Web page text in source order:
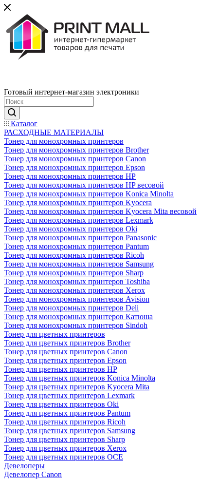
Готовый интернет-магазин электроники
Каталог
РАСХОДНЫЕ МАТЕРИАЛЫ
Тонер для монохромных принтеров
Тонер для монохромных принтеров Brother
Тонер для монохромных принтеров Canon
Тонер для монохромных принтеров Epson
Тонер для монохромных принтеров HP
Тонер для монохромных принтеров HP весовой
Тонер для монохромных принтеров Konica Minolta
Тонер для монохромных принтеров Kyocera
Тонер для монохромных принтеров Kyocera Mita весовой
Тонер для монохромных принтеров Lexmark
Тонер для монохромных принтеров Oki
Тонер для монохромных принтеров Panasonic
Тонер для монохромных принтеров Pantum
Тонер для монохромных принтеров Ricoh
Тонер для монохромных принтеров Samsung
Тонер для монохромных принтеров Sharp
Тонер для монохромных принтеров Toshiba
Тонер для монохромных принтеров Xerox
Тонер для монохромных принтеров Avision
Тонер для монохромных принтеров Deli
Тонер для монохромных принтеров Катюша
Тонер для монохромных принтеров Sindoh
Тонер для цветных принтеров
Тонер для цветных принтеров Brother
Тонер для цветных принтеров Canon
Тонер для цветных принтеров Epson
Тонер для цветных принтеров HP
Тонер для цветных принтеров Konica Minolta
Тонер для цветных принтеров Kyocera Mita
Тонер для цветных принтеров Lexmark
Тонер для цветных принтеров Oki
Тонер для цветных принтеров Pantum
Тонер для цветных принтеров Ricoh
Тонер для цветных принтеров Samsung
Тонер для цветных принтеров Sharp
Тонер для цветных принтеров Xerox
Тонер для цветных принтеров OCE
Девелоперы
Девелопер Canon